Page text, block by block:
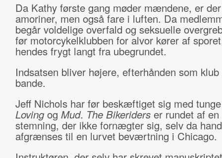
Da Kathy første gang møder mændene, er
amoriner, men også fare i luften. Da
begår voldelige overfald og seksuelle
før motorcykelklubben for alvor kører af
hendes frygt langt fra ubegrundet.
Indsatsen bliver højere, efterhånden som
bande.
Jeff Nichols har før beskæftiget sig med
Lovingog Mud. The Bikeriderser rundet af en
stemning, der ikke fornægter sig, selv da
afgrænses til en lurvet beværtning i Chicago.